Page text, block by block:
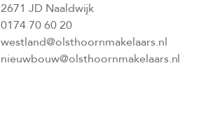
2671 JD Naaldwijk
0174 70 60 20
westland@olsthoornmakelaars.nl
nieuwbouw@olsthoornmakelaars.nl